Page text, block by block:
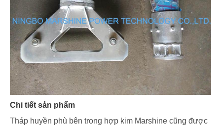
Chi tiết sản phẩm
Tháp huyền phù bên trong hợp kim Marshine cũng được